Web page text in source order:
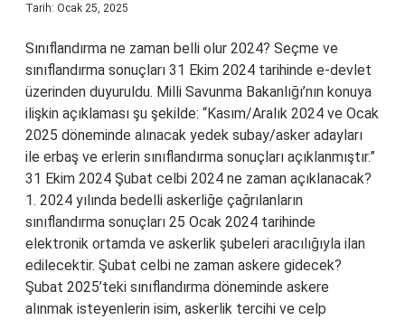
Tarih: Ocak 25, 2025
Sınıflandırma ne zaman belli olur 2024? Seçme ve
sınıflandırma sonuçları 31 Ekim 2024 tarihinde e-devlet
üzerinden duyuruldu. Milli Savunma Bakanlığı’nın konuya
ilişkin açıklaması şu şekilde: “Kasım/Aralık 2024 ve Ocak
2025 döneminde alınacak yedek subay/asker adayları
ile erbaş ve erlerin sınıflandırma sonuçları açıklanmıştır.”
31 Ekim 2024 Şubat celbi 2024 ne zaman açıklanacak?
1. 2024 yılında bedelli askerliğe çağrılanların
sınıflandırma sonuçları 25 Ocak 2024 tarihinde
elektronik ortamda ve askerlik şubeleri aracılığıyla ilan
edilecektir. Şubat celbi ne zaman askere gidecek?
Şubat 2025’teki sınıflandırma döneminde askere
alınmak isteyenlerin isim, askerlik tercihi ve celp